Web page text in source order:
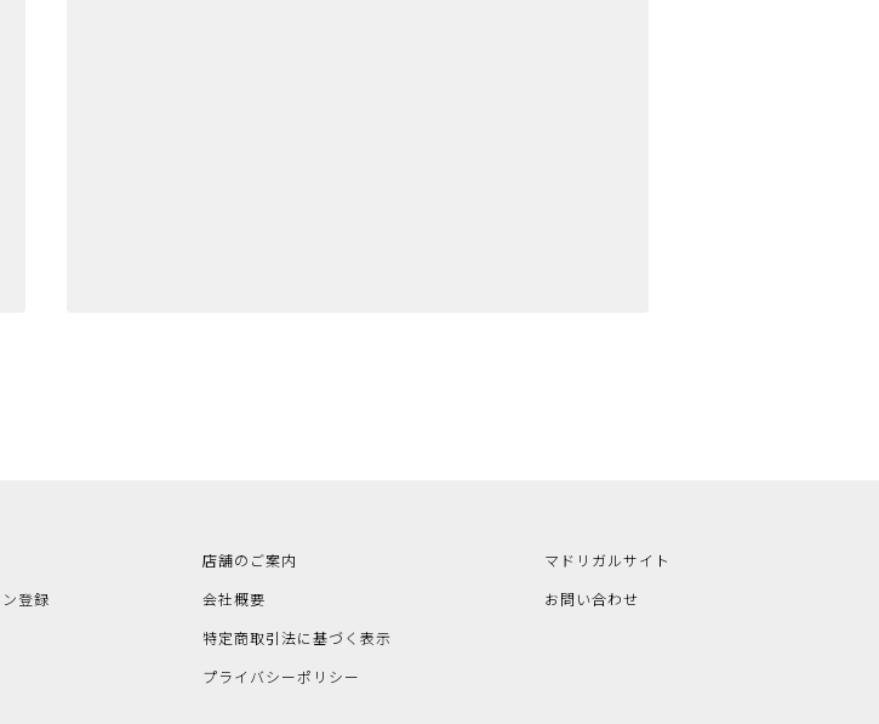
登録
店舗のご案内
会社概要
特定商取引法に基づく表示
プライバシーポリシー
マドリガルサイト
お問い合わせ